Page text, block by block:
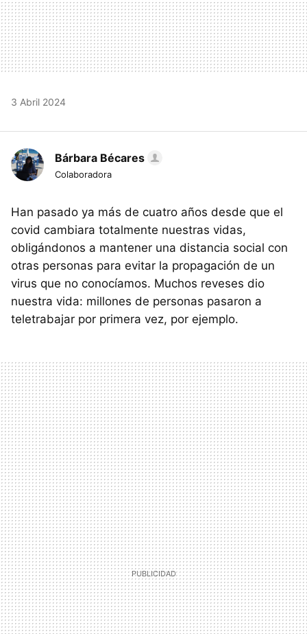
3 Abril 2024
Bárbara Bécares
Colaboradora
Han pasado ya más de cuatro años desde que el
covid cambiara totalmente nuestras vidas,
obligándonos a mantener una distancia social con
otras personas para evitar la propagación de un
virus que no conocíamos. Muchos reveses dio
nuestra vida: millones de personas pasaron a
teletrabajar por primera vez, por ejemplo.